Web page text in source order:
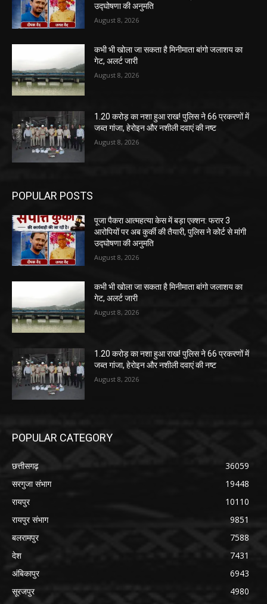
उद्घोषणा की अनुमति
August 8, 2026
कभी भी खोला जा सकता है मिनीमाता बांगो जलाशय का
गेट, अलर्ट जारी
August 8, 2026
1.20 करोड़ का नशा हुआ राख! पुलिस ने 66 प्रकरणों में
जब्त गांजा, हेरोइन और नशीली दवाएं की नष्ट
August 8, 2026
POPULAR POSTS
पूजा पैकरा आत्महत्या केस में बड़ा एक्शन: फरार 3
आरोपियों पर अब कुर्की की तैयारी, पुलिस ने कोर्ट से मांगी
उद्घोषणा की अनुमति
August 8, 2026
कभी भी खोला जा सकता है मिनीमाता बांगो जलाशय का
गेट, अलर्ट जारी
August 8, 2026
1.20 करोड़ का नशा हुआ राख! पुलिस ने 66 प्रकरणों में
जब्त गांजा, हेरोइन और नशीली दवाएं की नष्ट
August 8, 2026
POPULAR CATEGORY
छत्तीसगढ़
36059
सरगुजा संभाग
19448
रायपुर
10110
रायपुर संभाग
9851
बलरामपुर
7588
देश
7431
अंबिकापुर
6943
सूरजपुर
4980